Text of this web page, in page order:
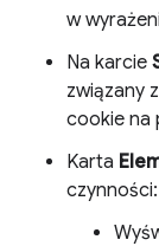
w
Na karcie
związany
cookie na
Karta
czynności: